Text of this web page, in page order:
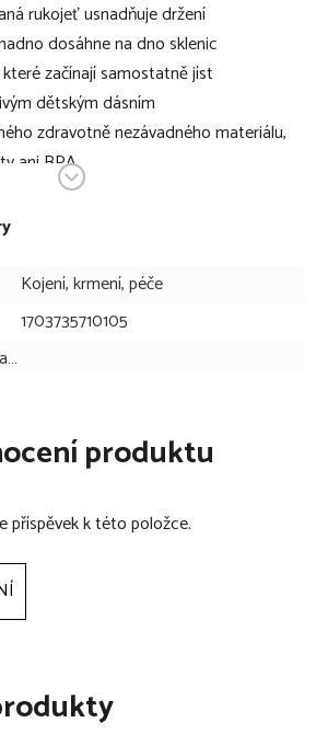
rukojeť usnadňuje držení
dosáhne na dno sklenic
začínají samostatně jíst
dětským dásním
zdravotně nezávadného materiálu,
ani BPA
na nádobí
- bílá, šedá, růžová nebo modrá (podle
Kojení, krmení, péče
1703735710105
produktu
příspěvek k této položce.